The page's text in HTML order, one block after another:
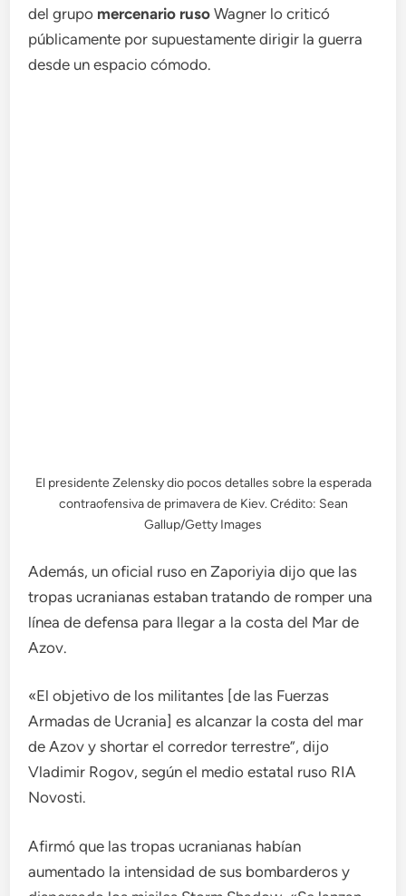
del grupo mercenario ruso Wagner lo criticó
públicamente por supuestamente dirigir la guerra
desde un espacio cómodo.
El presidente Zelensky dio pocos detalles sobre la esperada
contraofensiva de primavera de Kiev. Crédito: Sean
Gallup/Getty Images
Además, un oficial ruso en Zaporiyia dijo que las
tropas ucranianas estaban tratando de romper una
línea de defensa para llegar a la costa del Mar de
Azov.
«El objetivo de los militantes [de las Fuerzas
Armadas de Ucrania] es alcanzar la costa del mar
de Azov y shortar el corredor terrestre”, dijo
Vladimir Rogov, según el medio estatal ruso RIA
Novosti.
Afirmó que las tropas ucranianas habían
aumentado la intensidad de sus bombarderos y